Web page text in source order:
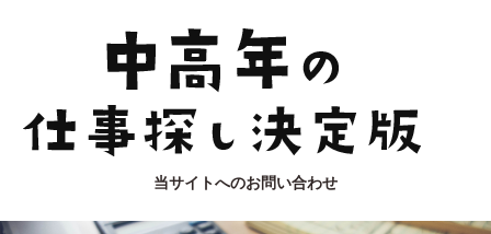
当サイトへのお問い合わせ